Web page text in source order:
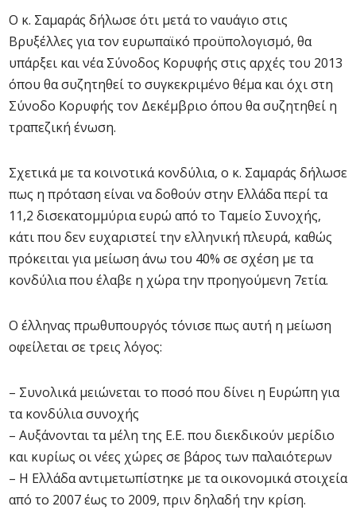
Ο κ. Σαμαράς δήλωσε ότι μετά το ναυάγιο στις
Βρυξέλλες για τον ευρωπαϊκό προϋπολογισμό, θα
υπάρξει και νέα Σύνοδος Κορυφής στις αρχές του 2013
όπου θα συζητηθεί το συγκεκριμένο θέμα και όχι στη
Σύνοδο Κορυφής τον Δεκέμβριο όπου θα συζητηθεί η
τραπεζική ένωση.
Σχετικά με τα κοινοτικά κονδύλια, ο κ. Σαμαράς δήλωσε
πως η πρόταση είναι να δοθούν στην Ελλάδα περί τα
11,2 δισεκατομμύρια ευρώ από το Ταμείο Συνοχής,
κάτι που δεν ευχαριστεί την ελληνική πλευρά, καθώς
πρόκειται για μείωση άνω του 40% σε σχέση με τα
κονδύλια που έλαβε η χώρα την προηγούμενη 7ετία.
Ο έλληνας πρωθυπουργός τόνισε πως αυτή η μείωση
οφείλεται σε τρεις λόγος:
– Συνολικά μειώνεται το ποσό που δίνει η Ευρώπη για
τα κονδύλια συνοχής
– Αυξάνονται τα μέλη της Ε.Ε. που διεκδικούν μερίδιο
και κυρίως οι νέες χώρες σε βάρος των παλαιότερων
– Η Ελλάδα αντιμετωπίστηκε με τα οικονομικά στοιχεία
από το 2007 έως το 2009, πριν δηλαδή την κρίση.